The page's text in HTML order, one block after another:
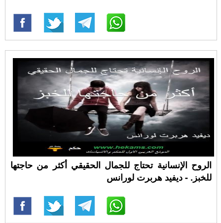
الروح الإنسانية تحتاج للجمال الحقيقي أكثر من حاجتها
للخبز. - ديفيد هربرت لورانس